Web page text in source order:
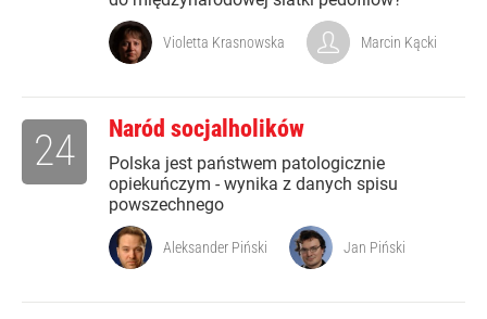
Violetta Krasnowska Marcin Kącki
Naród socjalholików
Polska jest państwem patologicznie
opiekuńczym - wynika z danych spisu
powszechnego
24
Aleksander Piński Jan Piński